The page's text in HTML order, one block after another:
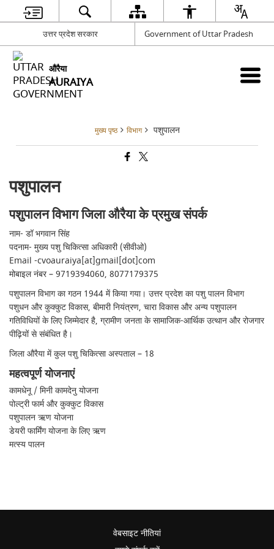
उत्तर प्रदेश सरकार Government of Uttar Pradesh
औरैया
AURAIYA
मुख्य पृष्ठ विभाग पशुपालन
पशुपालन
पशुपालन विभाग जिला औरैया के प्रमुख संपर्क
नाम- डॉ भगवान सिंह
पदनाम- मुख्य पशु चिकित्सा अधिकारी (सीवीओ)
Email -cvoauraiya[at]gmail[dot]com
मोबाइल नंबर – 9719394060, 8077179375
पशुपालन विभाग का गठन 1944 में किया गया। उत्तर प्रदेश का पशु पालन विभाग
पशुधन और कुक्कुट विकास, बीमारी नियंत्रण, चारा विकास और अन्य पशुपालन
गतिविधियों के लिए जिम्मेदार है, ग्रामीण जनता के सामाजिक-आर्थिक उत्थान और रोजगार
पीढ़ियों से संबंधित है।
जिला औरैया में कुल पशु चिकित्सा अस्पताल – 18
महत्वपूर्ण योजनाएं
कामधेनू / मिनी कामदेनु योजना
पोल्ट्री फार्म और कुक्कुट विकास
पशुपालन ऋण योजना
डेयरी फार्मिंग योजना के लिए ऋण
मत्स्य पालन
वेबसाइट नीतियां